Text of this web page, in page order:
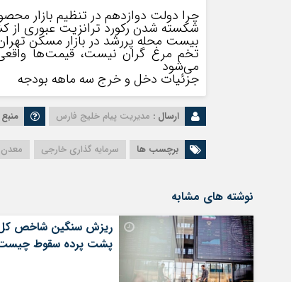
چرا دولت دوازدهم در تنظیم بازار
شکسته شدن رکورد ترانزیت عبوری از
بیست محله پررشد در بازار مسکن
تخم مرغ گران نیست، قیمت‌ها
می‌شود
جزئیات دخل و خرج سه ماهه بودجه
ارسال : مدیریت پیام خلیج فارس
برچسب ها سرمایه گذاری خارجی
نوشته های مشابه
ریزش سنگین شاخص
پشت پرده سقوط